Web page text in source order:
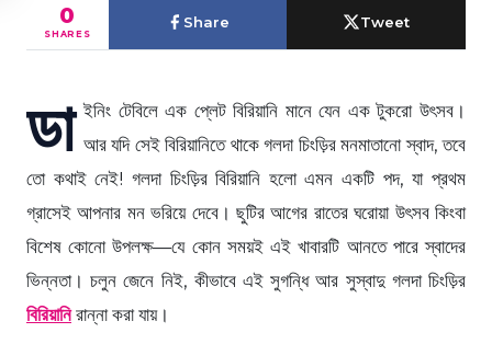
0
SHARES
Share Tweet
ডা ইনিং টেবিলে এক প্লেট বিরিয়ানি মানে যেন এক টুকরো উৎসব।
আর যদি সেই বিরিয়ানিতে থাকে গলদা চিংড়ির মনমাতানো স্বাদ, তবে
তো কথাই নেই! গলদা চিংড়ির বিরিয়ানি হলো এমন একটি পদ, যা প্রথম
গ্রাসেই আপনার মন ভরিয়ে দেবে। ছুটির আগের রাতের ঘরোয়া উৎসব কিংবা
বিশেষ কোনো উপলক্ষ—যে কোন সময়ই এই খাবারটি আনতে পারে স্বাদের
ভিন্নতা। চলুন জেনে নিই, কীভাবে এই সুগন্ধি আর সুস্বাদু গলদা চিংড়ির
বিরিয়ানিরান্না করা যায়।